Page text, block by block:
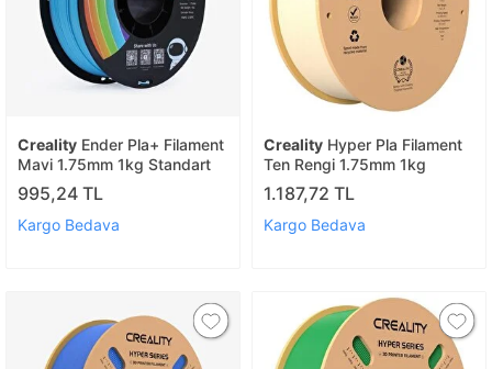
Creality Ender Pla+ Filament
Mavi 1.75mm 1kg Standart
995,24 TL
Kargo Bedava
Creality Hyper Pla Filament
Ten Rengi 1.75mm 1kg
1.187,72 TL
Kargo Bedava